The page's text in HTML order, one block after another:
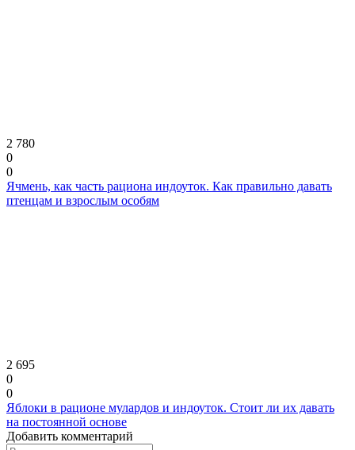
2 780
0
0
Ячмень, как часть рациона индоуток. Как правильно давать
птенцам и взрослым особям
2 695
0
0
Яблоки в рационе мулардов и индоуток. Стоит ли их давать
на постоянной основе
Добавить комментарий